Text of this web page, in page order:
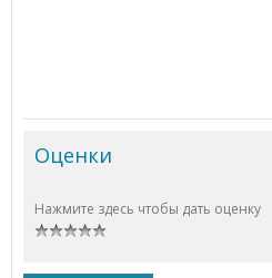
Оценки
Нажмите здесь чтобы дать оценку